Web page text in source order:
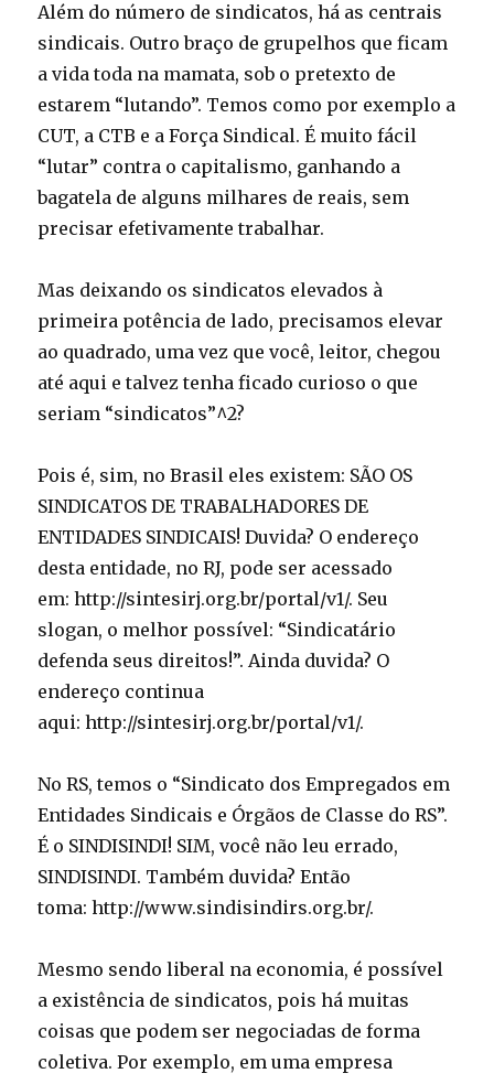
Além do número de sindicatos, há as centrais
sindicais. Outro braço de grupelhos que ficam
a vida toda na mamata, sob o pretexto de
estarem “lutando”. Temos como por exemplo a
CUT, a CTB e a Força Sindical. É muito fácil
“lutar” contra o capitalismo, ganhando a
bagatela de alguns milhares de reais, sem
precisar efetivamente trabalhar.
Mas deixando os sindicatos elevados à
primeira potência de lado, precisamos elevar
ao quadrado, uma vez que você, leitor, chegou
até aqui e talvez tenha ficado curioso o que
seriam “sindicatos”^2?
Pois é, sim, no Brasil eles existem: SÃO OS
SINDICATOS DE TRABALHADORES DE
ENTIDADES SINDICAIS! Duvida? O endereço
desta entidade, no RJ, pode ser acessado
em: http://sintesirj.org.br/portal/v1/. Seu
slogan, o melhor possível: “Sindicatário
defenda seus direitos!”. Ainda duvida? O
endereço continua
aqui: http://sintesirj.org.br/portal/v1/.
No RS, temos o “Sindicato dos Empregados em
Entidades Sindicais e Órgãos de Classe do RS”.
É o SINDISINDI! SIM, você não leu errado,
SINDISINDI. Também duvida? Então
toma: http://www.sindisindirs.org.br/.
Mesmo sendo liberal na economia, é possível
a existência de sindicatos, pois há muitas
coisas que podem ser negociadas de forma
coletiva. Por exemplo, em uma empresa